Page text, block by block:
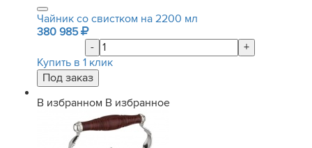
Чайник со свистком на 2200 мл
380 985
-
+
Купить в 1 клик
В избранном В избранное